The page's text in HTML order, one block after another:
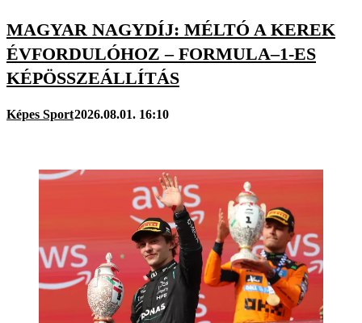
MAGYAR NAGYDÍJ: MÉLTÓ A KEREK
ÉVFORDULÓHOZ – FORMULA–1-ES
KÉPÖSSZEÁLLÍTÁS
Képes Sport2026.08.01. 16:10